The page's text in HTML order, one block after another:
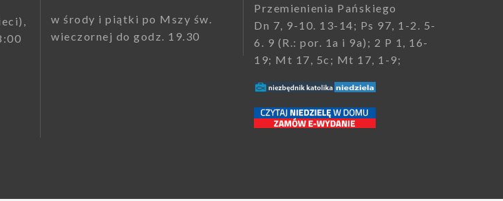
w środy i piątki po Mszy św.
wieczornej do godz. 19.30
Przemienienia Pańskiego
Dn 7, 9-10. 13-14; Ps 97, 1-2. 5-
6. 9 (R.: por. 1a i 9a); 2 P 1, 16-
19; Mt 17, 5c; Mt 17, 1-9;